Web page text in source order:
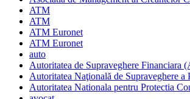
ATM
ATM
ATM Euronet
ATM Euronet
auto
Autoritatea de Supraveghere Financiara
Autoritatea Naţională de Supraveghere
Autoritatea Nationala pentru Protectia